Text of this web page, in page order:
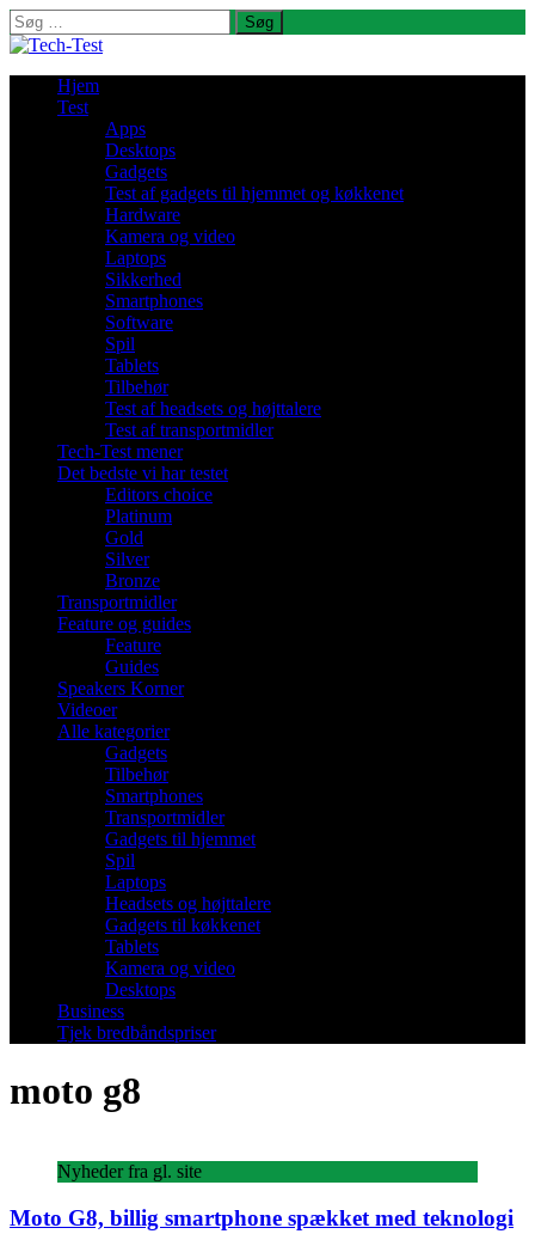
Søg
efter:
Hjem
Test
Apps
Desktops
Gadgets
Test af gadgets til hjemmet og køkkenet
Hardware
Kamera og video
Laptops
Sikkerhed
Smartphones
Software
Spil
Tablets
Tilbehør
Test af headsets og højttalere
Test af transportmidler
Tech-Test mener
Det bedste vi har testet
Editors choice
Platinum
Gold
Silver
Bronze
Transportmidler
Feature og guides
Feature
Guides
Speakers Korner
Videoer
Alle kategorier
Gadgets
Tilbehør
Smartphones
Transportmidler
Gadgets til hjemmet
Spil
Laptops
Headsets og højttalere
Gadgets til køkkenet
Tablets
Kamera og video
Desktops
Business
Tjek bredbåndspriser
moto g8
Nyheder fra gl. site
Moto G8, billig smartphone spækket med teknologi